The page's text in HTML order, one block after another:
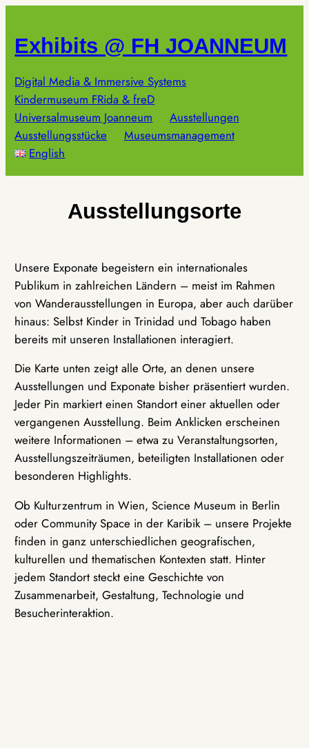
springen
Exhibits @ FH JOANNEUM
Digital Media & Immersive Systems
Kindermuseum FRida & freD
Universalmuseum Joanneum
Ausstellungen
Ausstellungsstücke
Museumsmanagement
English
Ausstellungsorte
Unsere Exponate begeistern ein internationales
Publikum in zahlreichen Ländern – meist im Rahmen
von Wanderausstellungen in Europa, aber auch darüber
hinaus: Selbst Kinder in Trinidad und Tobago haben
bereits mit unseren Installationen interagiert.
Die Karte unten zeigt alle Orte, an denen unsere
Ausstellungen und Exponate bisher präsentiert wurden.
Jeder Pin markiert einen Standort einer aktuellen oder
vergangenen Ausstellung. Beim Anklicken erscheinen
weitere Informationen – etwa zu Veranstaltungsorten,
Ausstellungszeiträumen, beteiligten Installationen oder
besonderen Highlights.
Ob Kulturzentrum in Wien, Science Museum in Berlin
oder Community Space in der Karibik – unsere Projekte
finden in ganz unterschiedlichen geografischen,
kulturellen und thematischen Kontexten statt. Hinter
jedem Standort steckt eine Geschichte von
Zusammenarbeit, Gestaltung, Technologie und
Besucherinteraktion.